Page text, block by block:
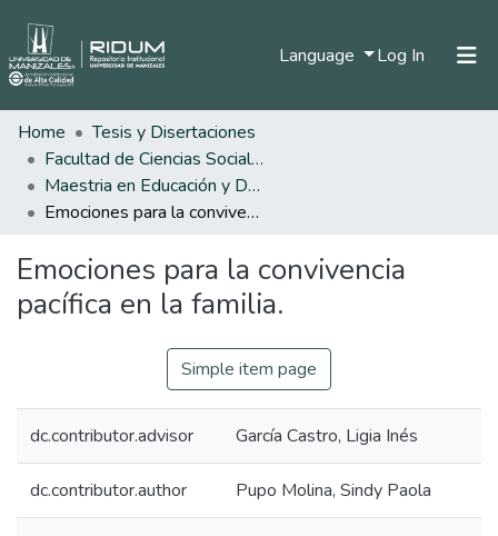
Language Log In (current)
Home
Tesis y Disertaciones
Facultad de Ciencias Sociales y Humanas
Maestria en Educación y Desarrollo Humano
Emociones para la convivencia pacífica en la familia.
Emociones para la convivencia
pacífica en la familia.
Simple item page
dc.contributor.advisor García Castro, Ligia Inés
dc.contributor.author Pupo Molina, Sindy Paola